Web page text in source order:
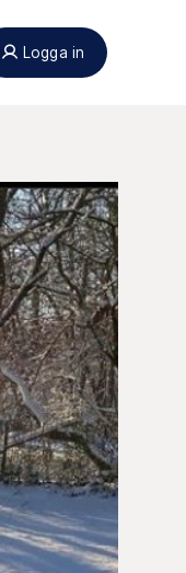
Logga in